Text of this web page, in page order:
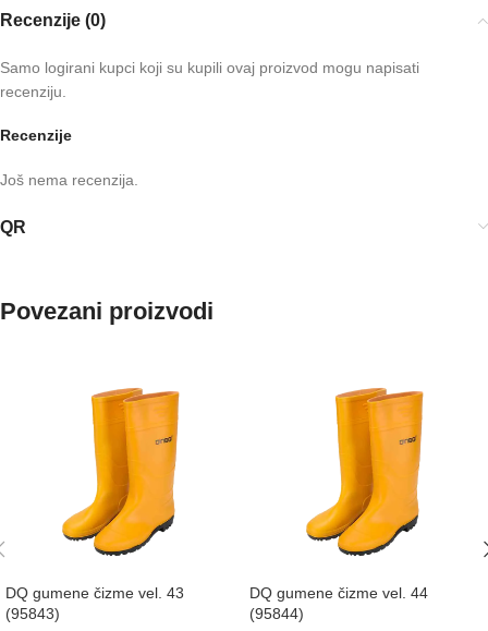
Recenzije (0)
Recenzije
Još nema recenzija.
Samo logirani kupci koji su kupili ovaj proizvod mogu napisati
recenziju.
QR
Povezani proizvodi
DQ gumene čizme vel. 43
(95843)
DQ gumene čizme vel. 44
(95844)